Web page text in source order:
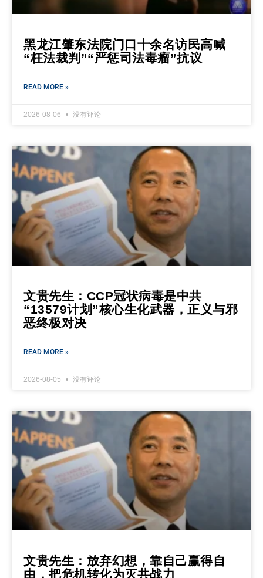
黑龙江肇东法院门口十余名访民高喊
“枉法裁判”“严惩司法毒瘤”抗议
READ MORE »
2026-08-06 没有评论
文贵先生：CCP冠状病毒是中共
“13579计划”核心生化武器，正义与邪
恶终极对决
READ MORE »
2026-08-05 没有评论
文贵先生：放弃幻想，靠自己赢得自
由，把危机转化为灭共战力